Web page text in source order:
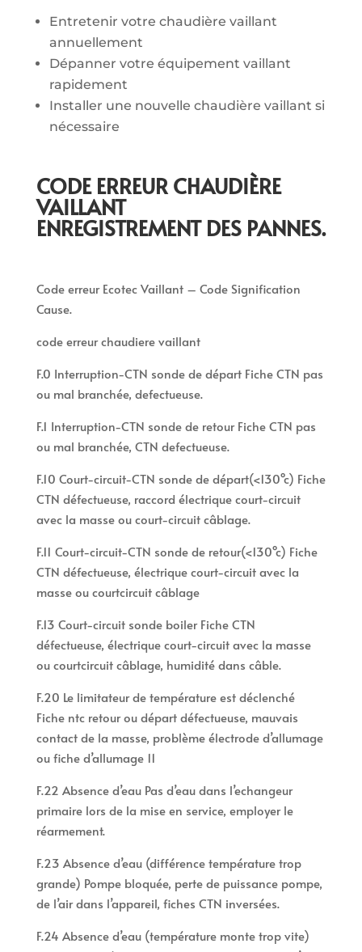
Entretenir votre chaudière vaillant
annuellement
Dépanner votre équipement vaillant
rapidement
Installer une nouvelle chaudière vaillant si
nécessaire
CODE ERREUR CHAUDIÈRE
VAILLANT
ENREGISTREMENT DES PANNES.
Code erreur Ecotec Vaillant – Code Signification
Cause.
code erreur chaudiere vaillant
F.0 Interruption-CTN sonde de départ Fiche CTN pas
ou mal branchée, defectueuse.
F.1 Interruption-CTN sonde de retour Fiche CTN pas
ou mal branchée, CTN defectueuse.
F.10 Court-circuit-CTN sonde de départ(<130°c) Fiche
CTN défectueuse, raccord électrique court-circuit
avec la masse ou court-circuit câblage.
F.11 Court-circuit-CTN sonde de retour(<130°c) Fiche
CTN défectueuse, électrique court-circuit avec la
masse ou courtcircuit câblage
F.13 Court-circuit sonde boiler Fiche CTN
défectueuse, électrique court-circuit avec la masse
ou courtcircuit câblage, humidité dans câble.
F.20 Le limitateur de température est déclenché
Fiche ntc retour ou départ défectueuse, mauvais
contact de la masse, problème électrode d’allumage
ou fiche d’allumage 11
F.22 Absence d’eau Pas d’eau dans l’echangeur
primaire lors de la mise en service, employer le
réarmement.
F.23 Absence d’eau (différence température trop
grande) Pompe bloquée, perte de puissance pompe,
de l’air dans l’appareil, fiches CTN inversées.
F.24 Absence d’eau (température monte trop vite)